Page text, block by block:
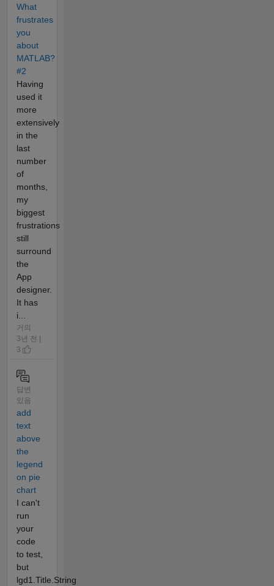
What
frustrates
you
about
MATLAB?
#2
Having
used it
more
extensively
in the
last
number
of
months,
my
biggest
frustrations
still
surround
the
App
designer.
It has
i...
거의
3년 전 |
3
답변
있음
add
text
above
the
legend
on pie
chart
I can't
run
your
code
to test,
but
lgd1.Title.String